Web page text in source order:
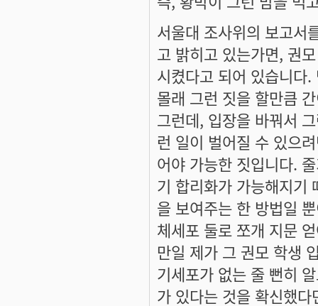
서울대 조사위의 보고서
고 밝히고 있는가면, 권
시켰다고 되어 있습니다
몰래 그런 짓을 할만큼
그런데, 입장을 바꿔서
런 일이 벌어질 수 있으
어야 가능한 짓입니다.
기 합리화가 가능해지기
을 보여주는 한 방법일
체세포 둘로 쪼개 지문
만일 제가 그 권모 학생
기세포가 없는 줄 뻔히
가 있다는 것을 확신했